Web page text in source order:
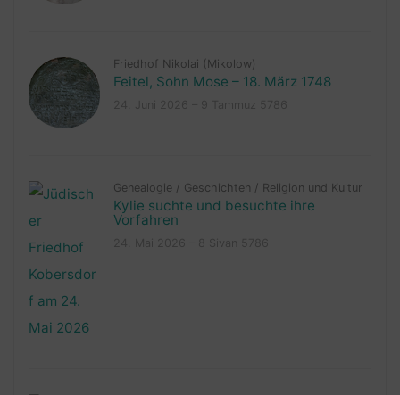
Friedhof Nikolai (Mikolow)
Feitel, Sohn Mose – 18. März 1748
Genealogie / Geschichten / Religion und Kultur
Kylie suchte und besuchte ihre
Vorfahren